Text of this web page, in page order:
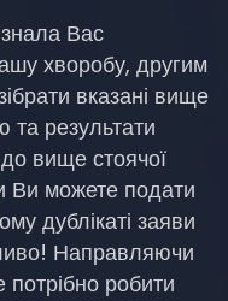
Вас
хворобу, другим
вказані вище
та результати
вище стоячої
Ви можете подати
дублікаті заяви
Направляючи
робити